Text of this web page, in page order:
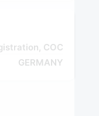
COC
GERMANY